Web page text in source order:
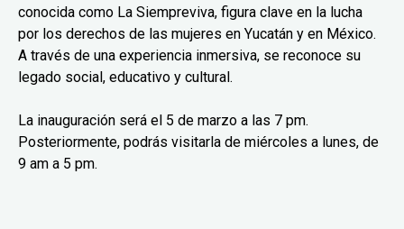
conocida como La Siempreviva, figura clave en la lucha
por los derechos de las mujeres en Yucatán y en México.
A través de una experiencia inmersiva, se reconoce su
legado social, educativo y cultural.
La inauguración será el 5 de marzo a las 7 pm.
Posteriormente, podrás visitarla de miércoles a lunes, de
9 am a 5 pm.